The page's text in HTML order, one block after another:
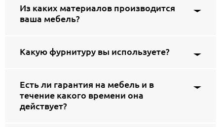
Из каких материалов производится
ваша мебель?
Какую фурнитуру вы используете?
Есть ли гарантия на мебель и в
течение какого времени она
действует?